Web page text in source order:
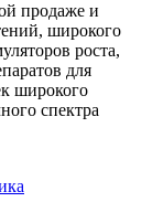
продаже и
широкого
роста,
для
широкого
спектра